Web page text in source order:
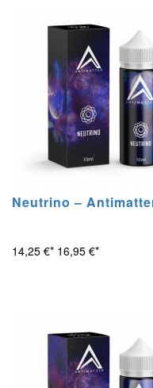
Neutrino –
14,25 €* 16,95 €*